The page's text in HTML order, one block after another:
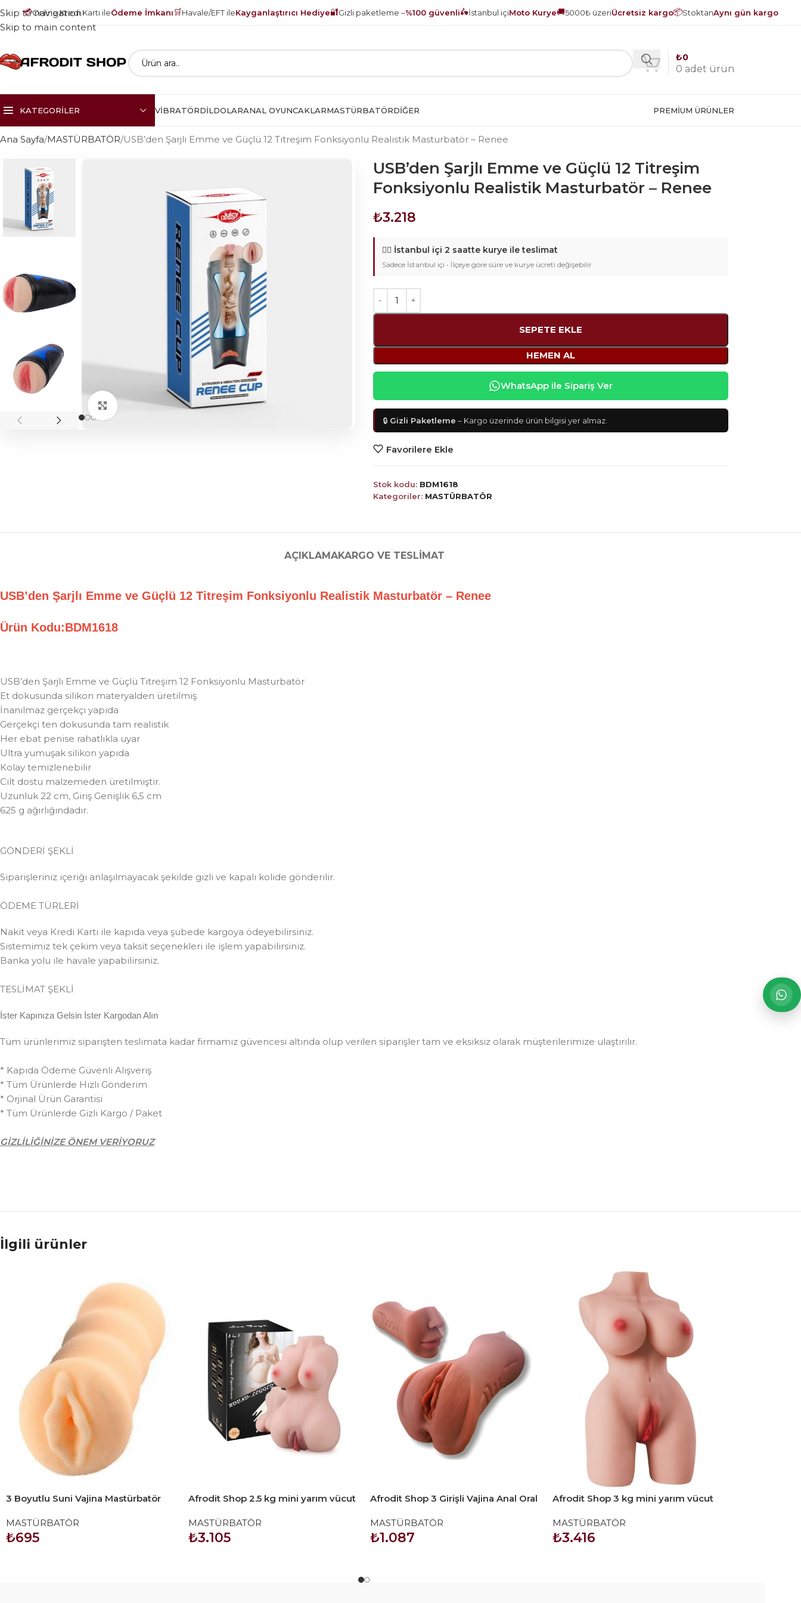
💳Online Kredi Kartı ileÖdeme İmkanı🛒Havale/EFT ileKayganlaştırıcı Hediye🔐Gizli paketleme –%100 güvenli🛵İstanbul içiMoto Kurye🚚5000₺ üzeriÜcretsiz kargo📦StoktanAynı gün kargo
Skip to navigation
Skip to main content
0 adet ürün
₺0
KATEGORILER VIBRATÖRDILDOLARANAL OYUNCAKLARMASTÜRBATÖRDIĞER PREMIUM ÜRÜNLER
Ana Sayfa MASTÜRBATÖR USB’den Şarjlı Emme ve Güçlü 12 Titreşim Fonksiyonlu Realistik Masturbatör – Renee
Click to enlarge
USB’den Şarjlı Emme ve Güçlü 12 Titreşim
Fonksiyonlu Realistik Masturbatör – Renee
₺3.218
🚴‍♂️ İstanbul içi 2 saatte kurye ile teslimat
Sadece İstanbul içi • İlçeye göre süre ve kurye ücreti değişebilir
SEPETE EKLE
HEMEN AL
WhatsApp ile Sipariş Ver
🔒 Gizli Paketleme – Kargo üzerinde ürün bilgisi yer almaz.
Favorilere Ekle
Stok kodu: BDM1618
Kategoriler: MASTÜRBATÖR
AÇIKLAMAKARGO VE TESLIMAT
USB’den Şarjlı Emme ve Güçlü 12 Titreşim Fonksiyonlu Realistik Masturbatör – Renee
Ürün Kodu:BDM1618
USB’den Şarjlı Emme ve Güçlü Titreşim 12 Fonksiyonlu Masturbatör
Et dokusunda silikon materyalden üretilmiş
İnanılmaz gerçekçi yapıda
Gerçekçi ten dokusunda tam realistik
Her ebat penise rahatlıkla uyar
Ultra yumuşak silikon yapıda
Kolay temizlenebilir
Cilt dostu malzemeden üretilmiştir.
Uzunluk 22 cm, Giriş Genişlik 6,5 cm
625 g ağırlığındadır.
GÖNDERİ ŞEKLİ
Siparişleriniz içeriği anlaşılmayacak şekilde gizli ve kapalı kolide gönderilir.
ÖDEME TÜRLERİ
Nakit veya Kredi Kartı ile kapıda veya şubede kargoya ödeyebilirsiniz.
Sistemimiz tek çekim veya taksit seçenekleri ile işlem yapabilirsiniz.
Banka yolu ile havale yapabilirsiniz.
TESLİMAT ŞEKLİ
İster Kapınıza Gelsin İster Kargodan Alın
Tüm ürünlerimiz siparişten teslimata kadar firmamız güvencesi altında olup verilen siparişler tam ve eksiksiz olarak müşterilerimize ulaştırılır.
* Kapıda Ödeme Güvenli Alışveriş
* Tüm Ürünlerde Hızlı Gönderim
* Orjinal Ürün Garantisi
* Tüm Ürünlerde Gizli Kargo / Paket
GİZLİLİĞİNİZE ÖNEM VERİYORUZ
İlgili ürünler
3 Boyutlu Suni Vajina Mastürbatör
MASTÜRBATÖR
₺695
Afrodit Shop 2.5 kg mini yarım vücut
MASTÜRBATÖR
₺3.105
Afrodit Shop 3 Girişli Vajina Anal Oral
MASTÜRBATÖR
₺1.087
Afrodit Shop 3 kg mini yarım vücut
MASTÜRBATÖR
₺3.416